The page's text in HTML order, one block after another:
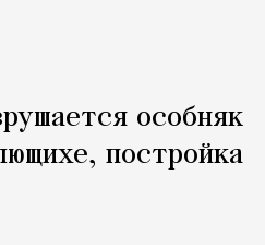
особняк
постройка